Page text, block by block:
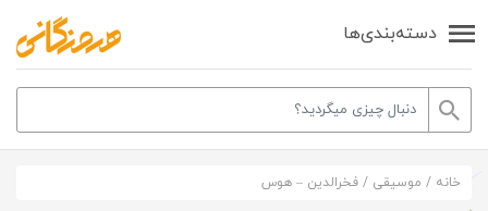
دسته‌بندی‌ها
خانه / موسیقی / فخرالدین – هوس